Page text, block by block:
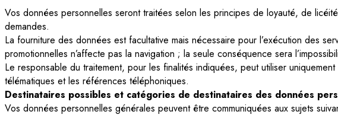
Vos données personnelles seront traitées selon les principes de loyauté, de
demandes.
La fourniture des données est facultative mais nécessaire pour l’exécution des
promotionnelles n’affecte pas la navigation ; la seule conséquence sera
Le responsable du traitement, pour les finalités indiquées, peut utiliser
télématiques et les références téléphoniques.
Destinataires possibles et catégories de destinataires des données
Vos données personnelles générales peuvent être communiquées aux sujets